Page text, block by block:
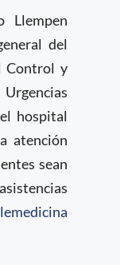
Llempen
del
Control y
hospital
atención
sean